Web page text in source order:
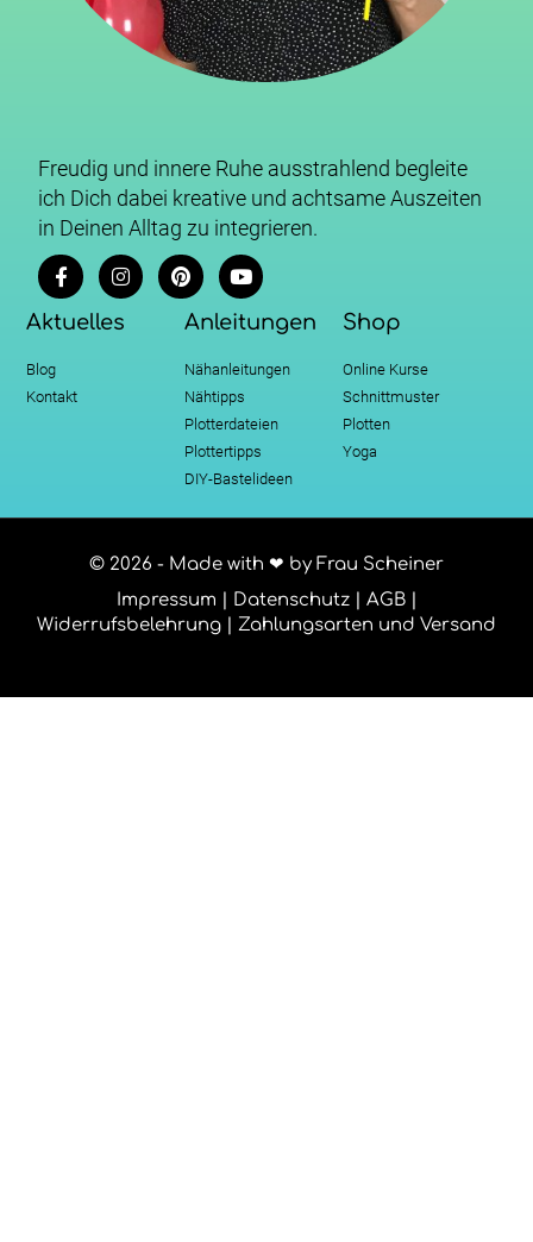
Freudig und innere Ruhe ausstrahlend begleite
ich Dich dabei kreative und achtsame Auszeiten
in Deinen Alltag zu integrieren.
Aktuelles
Blog
Kontakt
Anleitungen
Nähanleitungen
Nähtipps
Plotterdateien
Plottertipps
DIY-Bastelideen
Shop
Online Kurse
Schnittmuster
Plotten
Yoga
© 2026 - Made with ❤ by Frau Scheiner
Impressum
Datenschutz| AGB|
Widerrufsbelehrung
Zahlungsarten und Versand